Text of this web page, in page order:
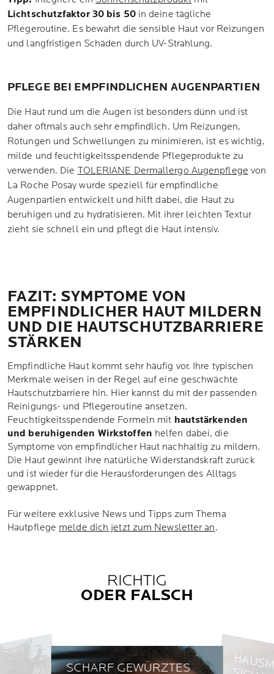
Lichtschutzfaktor 30 bis 50in deine tägliche
Pflegeroutine. Es bewahrt die sensible Haut vor Reizungen
und langfristigen Schäden durch UV-Strahlung.
PFLEGE BEI EMPFINDLICHEN AUGENPARTIEN
Die Haut rund um die Augen ist besonders dünn und ist
daher oftmals auch sehr empfindlich. Um Reizungen,
Rötungen und Schwellungen zu minimieren, ist es wichtig,
milde und feuchtigkeitsspendende Pflegeprodukte zu
verwenden. Die TOLERIANE Dermallergo Augenpflege von
La Roche Posay wurde speziell für empfindliche
Augenpartien entwickelt und hilft dabei, die Haut zu
beruhigen und zu hydratisieren. Mit ihrer leichten Textur
zieht sie schnell ein und pflegt die Haut intensiv.
FAZIT: SYMPTOME VON
EMPFINDLICHER HAUT MILDERN
UND DIE HAUTSCHUTZBARRIERE
STÄRKEN
Empfindliche Haut kommt sehr häufig vor. Ihre typischen
Merkmale weisen in der Regel auf eine geschwächte
Hautschutzbarriere hin. Hier kannst du mit der passenden
Reinigungs- und Pflegeroutine ansetzen.
Feuchtigkeitsspendende Formeln mit hautstärkenden
und beruhigenden Wirkstoffen helfen dabei, die
Symptome von empfindlicher Haut nachhaltig zu mildern.
Die Haut gewinnt ihre natürliche Widerstandskraft zurück
und ist wieder für die Herausforderungen des Alltags
gewappnet.
Für weitere exklusive News und Tipps zum Thema
Hautpflege melde dich jetzt zum Newsletter an.
RICHTIG
ODER FALSCH
SCHARF GEWÜRZTES